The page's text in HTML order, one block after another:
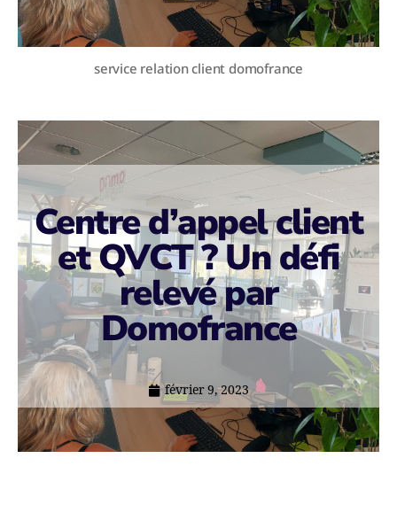
service relation client domofrance
Centre d’appel client
et QVCT ? Un défi
relevé par
Domofrance
février 9, 2023